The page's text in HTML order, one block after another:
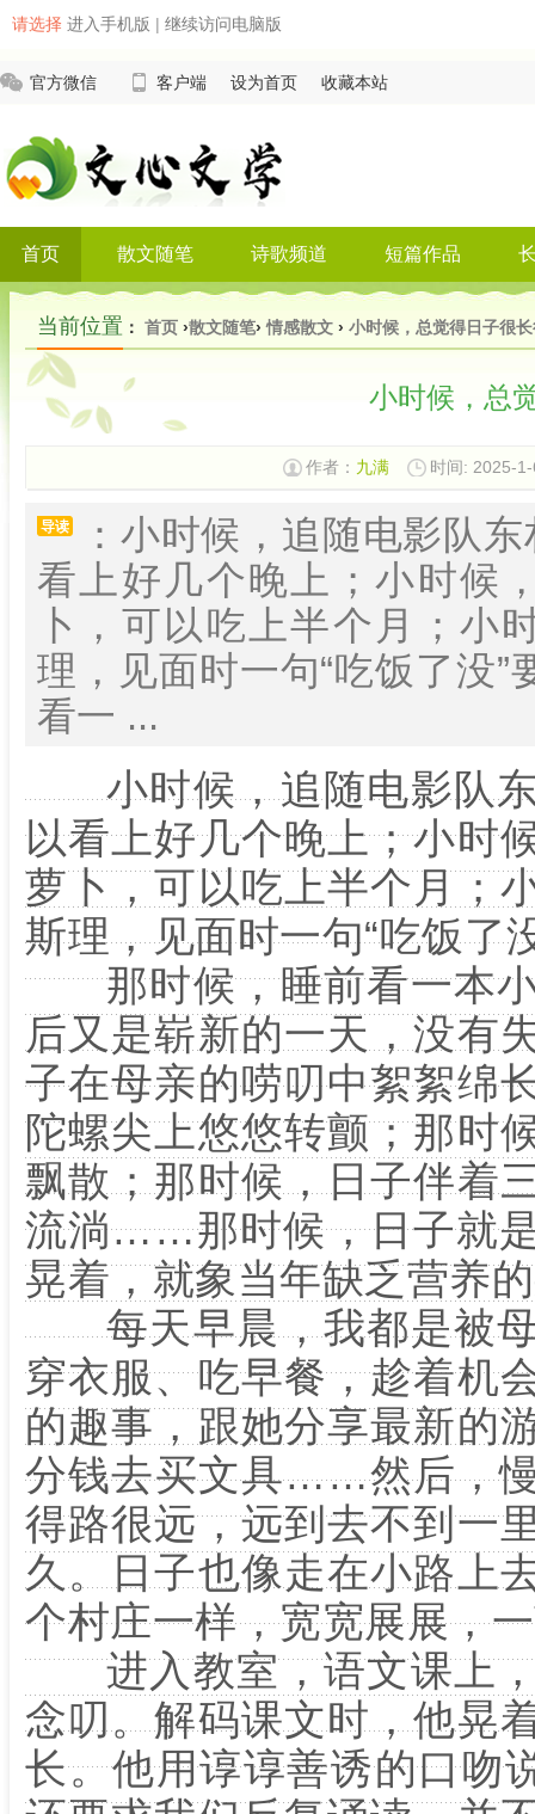
请选择 进入手机版 | 继续访问电脑版
官方微信 客户端 设为首页 收藏本站
首页 散文随笔 诗歌频道 短篇作品
当前位置 ： 首页 ›散文随笔› 情感散文 › 小时候，总觉得日子很
小时候，总
作者： 九满 时间: 2025-
导读
：小时候，追随电影队
看上好几个晚上；小时候
卜，可以吃上半个月；小
理，见面时一句“吃饭了没
看一 ...
小时候，追随电影队东
以看上好几个晚上；小时
萝卜，可以吃上半个月；
斯理，见面时一句“吃饭了
那时候，睡前看一本小
后又是崭新的一天，没有
子在母亲的唠叨中絮絮绵
陀螺尖上悠悠转颤；那时
飘散；那时候，日子伴着
流淌……那时候，日子就
晃着，就象当年缺乏营养
每天早晨，我都是被母
穿衣服、吃早餐，趁着机
的趣事，跟她分享最新的
分钱去买文具……然后，
得路很远，远到去不到一
久。日子也像走在小路上
个村庄一样，宽宽展展，
进入教室，语文课上，
念叨。解码课文时，他晃
长。他用谆谆善诱的口吻